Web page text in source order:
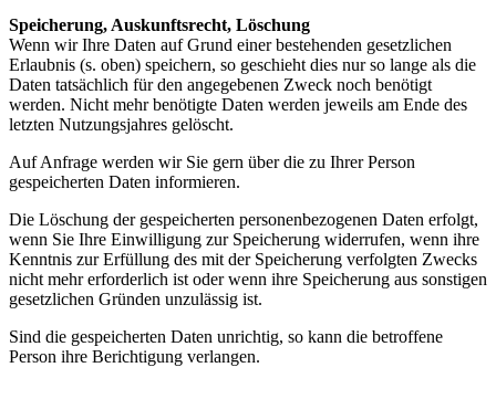
Speicherung, Auskunftsrecht, Löschung
Wenn wir Ihre Daten auf Grund einer bestehenden gesetzlichen
Erlaubnis (s. oben) speichern, so geschieht dies nur so lange als die
Daten tatsächlich für den angegebenen Zweck noch benötigt
werden. Nicht mehr benötigte Daten werden jeweils am Ende des
letzten Nutzungsjahres gelöscht.
Auf Anfrage werden wir Sie gern über die zu Ihrer Person
gespeicherten Daten informieren.
Die Löschung der gespeicherten personenbezogenen Daten erfolgt,
wenn Sie Ihre Einwilligung zur Speicherung widerrufen, wenn ihre
Kenntnis zur Erfüllung des mit der Speicherung verfolgten Zwecks
nicht mehr erforderlich ist oder wenn ihre Speicherung aus sonstigen
gesetzlichen Gründen unzulässig ist.
Sind die gespeicherten Daten unrichtig, so kann die betroffene
Person ihre Berichtigung verlangen.